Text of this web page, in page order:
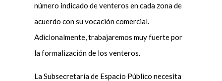
número indicado de venteros en cada zona de
acuerdo con su vocación comercial.
Adicionalmente, trabajaremos muy fuerte por
la formalización de los venteros.
La Subsecretaría de Espacio Público necesita